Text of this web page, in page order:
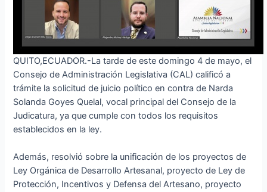
QUITO,ECUADOR.-La tarde de este domingo 4 de mayo, el
Consejo de Administración Legislativa (CAL) calificó a
trámite la solicitud de juicio político en contra de Narda
Solanda Goyes Quelal, vocal principal del Consejo de la
Judicatura, ya que cumple con todos los requisitos
establecidos en la ley.
Además, resolvió sobre la unificación de los proyectos de
Ley Orgánica de Desarrollo Artesanal, proyecto de Ley de
Protección, Incentivos y Defensa del Artesano, proyecto